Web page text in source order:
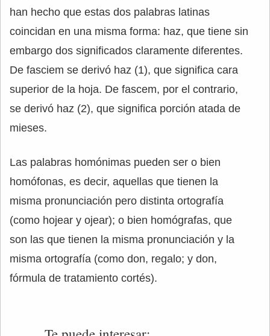
han hecho que estas dos palabras latinas
coincidan en una misma forma: haz, que tiene sin
embargo dos significados claramente diferentes.
De fasciem se derivó haz (1), que significa cara
superior de la hoja. De fascem, por el contrario,
se derivó haz (2), que significa porción atada de
mieses.
Las palabras homónimas pueden ser o bien
homófonas, es decir, aquellas que tienen la
misma pronunciación pero distinta ortografía
(como hojear y ojear); o bien homógrafas, que
son las que tienen la misma pronunciación y la
misma ortografía (como don, regalo; y don,
fórmula de tratamiento cortés).